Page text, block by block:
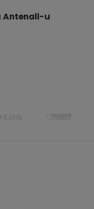
Antenall-u